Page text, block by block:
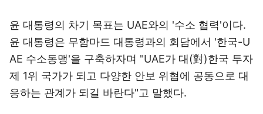
윤 대통령의 차기 목표는 UAE와의 '수소 협력'이다.
윤 대통령은 무함마드 대통령과의 회담에서 '한국-U
AE 수소동맹'을 구축하자며 "UAE가 대(對)한국 투자
제 1위 국가가 되고 다양한 안보 위협에 공동으로 대
응하는 관계가 되길 바란다"고 말했다.